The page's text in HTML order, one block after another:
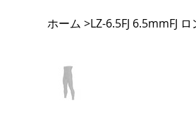
ホーム >LZ-6.5FJ 6.5mmFJ